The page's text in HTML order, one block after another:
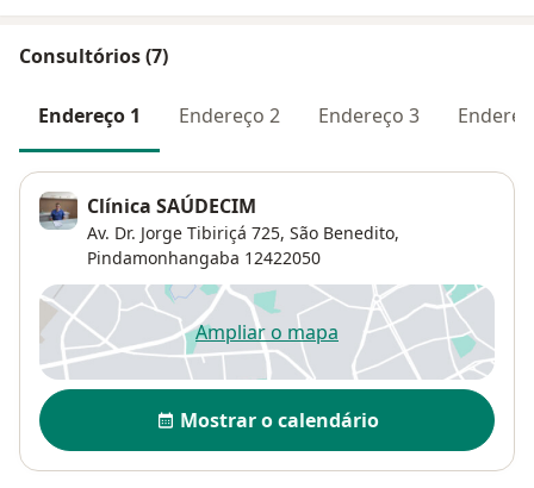
Consultórios (7)
Endereço 1 Endereço 2 Endereço 3
Clínica SAÚDECIM
Av. Dr. Jorge Tibiriçá 725, São Benedito,
Pindamonhangaba 12422050
Ampliar o mapaabre num novo separador
Disponibilidade
Mostrar o calendário